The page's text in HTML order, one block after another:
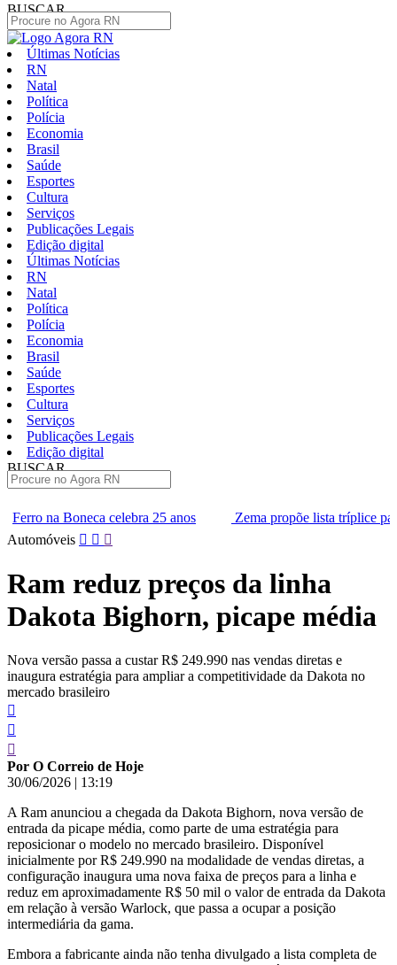
BUSCAR
Últimas Notícias
RN
Natal
Política
Polícia
Economia
Brasil
Saúde
Esportes
Cultura
Serviços
Publicações Legais
Edição digital
Últimas Notícias
RN
Natal
Política
Polícia
Economia
Brasil
Saúde
Esportes
Cultura
Serviços
Publicações Legais
Edição digital
BUSCAR
25 anos
Zema propõe lista tríplice para escolha dos
Pular
conteúdo
Automóveis
Ram reduz preços da linha
Dakota Bighorn, picape média
Nova versão passa a custar R$ 249.990 nas vendas diretas e
inaugura estratégia para ampliar a competitividade da Dakota no
mercado brasileiro
Por O Correio de Hoje
30/06/2026 | 13:19
A Ram anunciou a chegada da Dakota Bighorn, nova versão de
entrada da picape média, como parte de uma estratégia para
reposicionar o modelo no mercado brasileiro. Disponível
inicialmente por R$ 249.990 na modalidade de vendas diretas, a
configuração inaugura uma nova faixa de preços para a linha e
reduz em aproximadamente R$ 50 mil o valor de entrada da Dakota
em relação à versão Warlock, que passa a ocupar a posição
intermediária da gama.
Embora a fabricante ainda não tenha divulgado a lista completa de